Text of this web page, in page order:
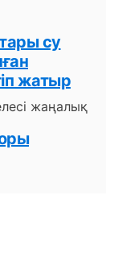
су
жатыр
жаңалық